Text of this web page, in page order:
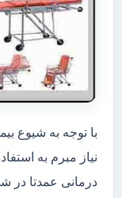
با توجه به شیوع
نیاز مبرم به
درمانی عمدتا در